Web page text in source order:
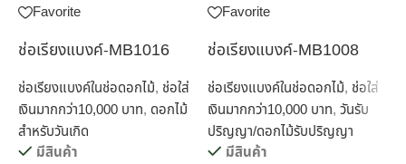
Favorite
ช่อเรียงแบงค์-MB1016
ช่อเรียงแบงค์ในช่อดอกไม้, ช่อใส่
เงินมากกว่า10,000 บาท, ดอกไม้
สำหรับวันเกิด
มีสินค้า
Favorite
ช่อเรียงแบงค์-MB1008
ช่อเรียงแบงค์ในช่อดอกไม้, ช่อใส่
เงินมากกว่า10,000 บาท, วันรับ
ปริญญา/ดอกไม้รับปริญญา
มีสินค้า